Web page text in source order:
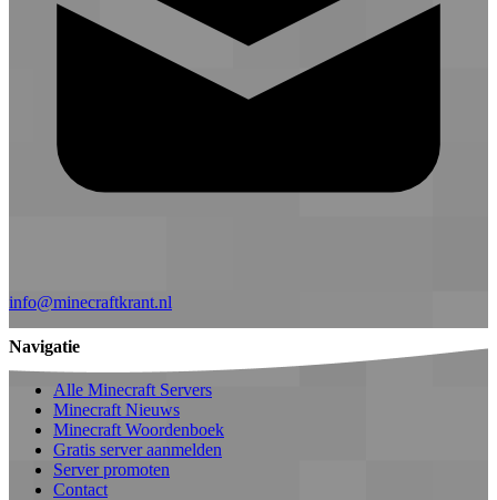
info@minecraftkrant.nl
Navigatie
Alle Minecraft Servers
Minecraft Nieuws
Minecraft Woordenboek
Gratis server aanmelden
Server promoten
Contact